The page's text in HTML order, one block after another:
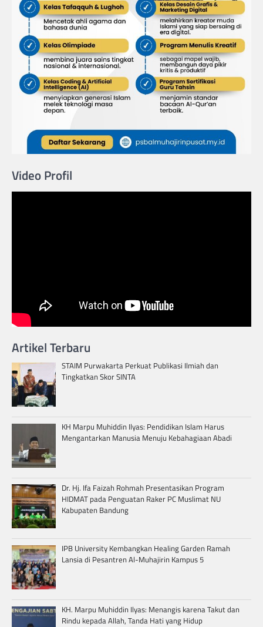
Video Profil
Artikel Terbaru
STAIM Purwakarta Perkuat Publikasi Ilmiah dan
Tingkatkan Skor SINTA
KH Marpu Muhiddin Ilyas: Pendidikan Islam Harus
Mengantarkan Manusia Menuju Kebahagiaan Abadi
Dr. Hj. Ifa Faizah Rohmah Presentasikan Program
HIDMAT pada Penguatan Raker PC Muslimat NU
Kabupaten Bandung
IPB University Kembangkan Healing Garden Ramah
Lansia di Pesantren Al-Muhajirin Kampus 5
KH. Marpu Muhiddin Ilyas: Menangis karena Takut dan
Rindu kepada Allah, Tanda Hati yang Hidup